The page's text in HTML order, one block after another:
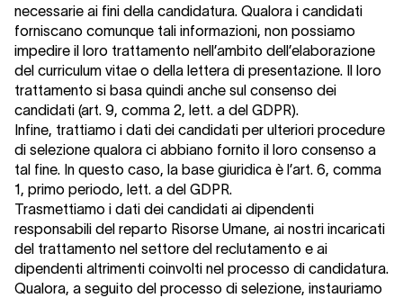
necessarie ai fini della candidatura. Qualora i candidati
forniscano comunque tali informazioni, non possiamo
impedire il loro trattamento nell’ambito dell’elaborazione
del curriculum vitae o della lettera di presentazione. Il loro
trattamento si basa quindi anche sul consenso dei
candidati (art. 9, comma 2, lett. a del GDPR).
Infine, trattiamo i dati dei candidati per ulteriori procedure
di selezione qualora ci abbiano fornito il loro consenso a
tal fine. In questo caso, la base giuridica è l’art. 6, comma
1, primo periodo, lett. a del GDPR.
Trasmettiamo i dati dei candidati ai dipendenti
responsabili del reparto Risorse Umane, ai nostri incaricati
del trattamento nel settore del reclutamento e ai
dipendenti altrimenti coinvolti nel processo di candidatura.
Qualora, a seguito del processo di selezione, instauriamo